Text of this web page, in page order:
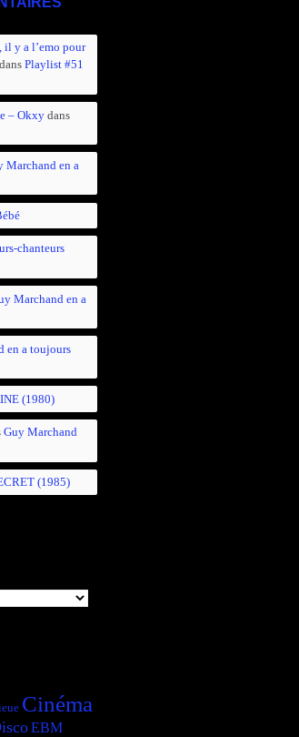
il y a l’emo pour
Playlist #51
– Okxydans
Marchand en a
chanteurs
Marchand en a
en a toujours
(1980)
Guy Marchand
(1985)
Cinéma
EBM